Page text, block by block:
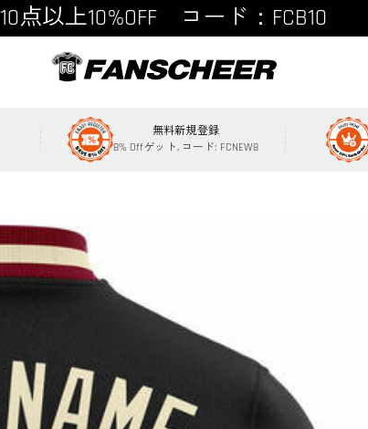
15点以上15%OFF コード：FCB15
無料新規登録
8% Offゲット, コード: FCNEW8